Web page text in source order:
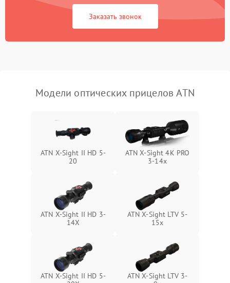
защиты от замыкания
1000 ₽
защиты от перегрева
Заказать звонок
Модели оптических прицелов ATN
ATN X-Sight II HD 5-
20
ATN X-Sight 4K PRO
3-14x
ATN X-Sight II HD 3-
14X
ATN X-Sight LTV 5-
15x
ATN X-Sight II HD 5-
ATN X-Sight LTV 3-